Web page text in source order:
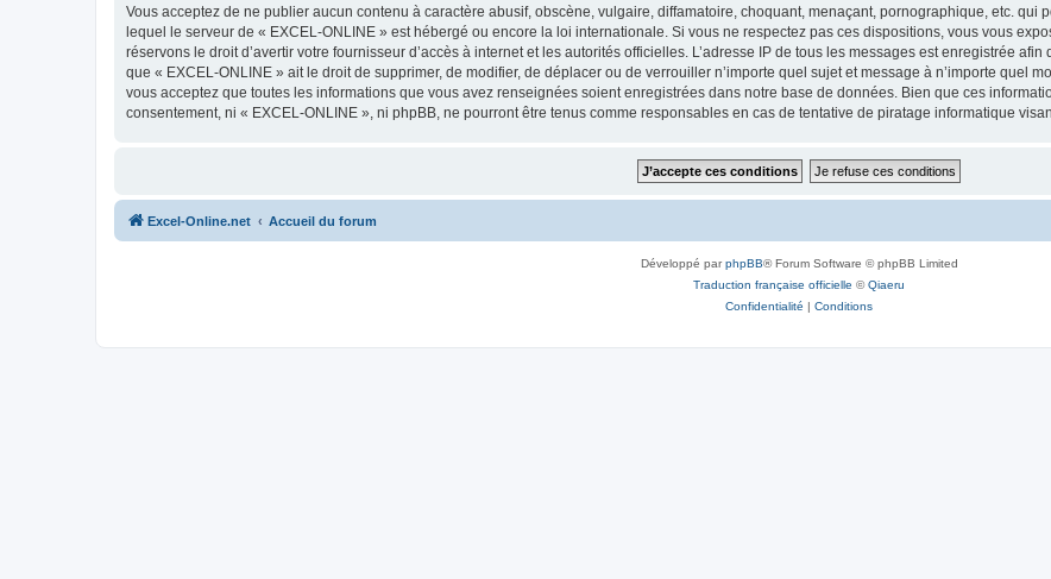
Vous acceptez de ne publier aucun contenu à caractère abusif, obscène, vulgaire, diffamatoire, choquant, menaçant, pornographique, etc. qui
lequel le serveur de « EXCEL-ONLINE » est hébergé ou encore la loi internationale. Si vous ne respectez pas ces dispositions, vous vous
réservons le droit d’avertir votre fournisseur d’accès à internet et les autorités officielles. L’adresse IP de tous les messages est enregistrée
que « EXCEL-ONLINE » ait le droit de supprimer, de modifier, de déplacer ou de verrouiller n’importe quel sujet et message à n’importe quel
vous acceptez que toutes les informations que vous avez renseignées soient enregistrées dans notre base de données. Bien que ces
consentement, ni « EXCEL-ONLINE », ni phpBB, ne pourront être tenus comme responsables en cas de tentative de piratage informatique
Excel-Online.net Accueil du forum
Développé parphpBB® Forum Software © phpBB Limited
Traduction française officielle ©Qiaeru
Confidentialité | Conditions